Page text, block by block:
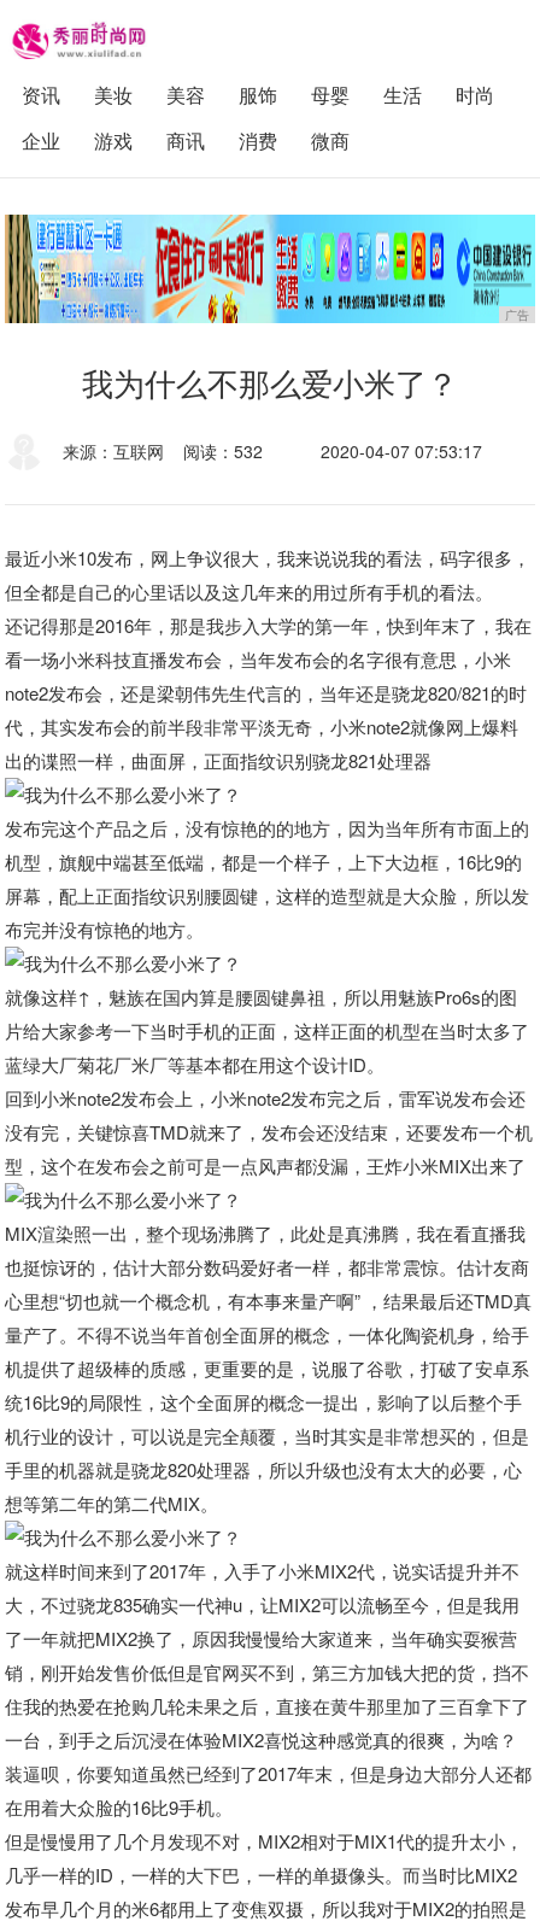
资讯 美妆 美容 服饰 母婴 生活
时尚
企业
游戏 商讯 消费 微商
广告
我为什么不那么爱小米了？
来源：互联网 阅读：532 2020-04-07 07:53:17
最近小米10发布，网上争议很大，我来说说我的看法，码字很多，
但全都是自己的心里话以及这几年来的用过所有手机的看法。
还记得那是2016年，那是我步入大学的第一年，快到年末了，我在
看一场小米科技直播发布会，当年发布会的名字很有意思，小米
note2发布会，还是梁朝伟先生代言的，当年还是骁龙820/821的时
代，其实发布会的前半段非常平淡无奇，小米note2就像网上爆料
出的谍照一样，曲面屏，正面指纹识别骁龙821处理器
发布完这个产品之后，没有惊艳的的地方，因为当年所有市面上的
机型，旗舰中端甚至低端，都是一个样子，上下大边框，16比9的
屏幕，配上正面指纹识别腰圆键，这样的造型就是大众脸，所以发
布完并没有惊艳的地方。
就像这样↑，魅族在国内算是腰圆键鼻祖，所以用魅族Pro6s的图
片给大家参考一下当时手机的正面，这样正面的机型在当时太多了
蓝绿大厂菊花厂米厂等基本都在用这个设计ID。
回到小米note2发布会上，小米note2发布完之后，雷军说发布会还
没有完，关键惊喜TMD就来了，发布会还没结束，还要发布一个机
型，这个在发布会之前可是一点风声都没漏，王炸小米MIX出来了
MIX渲染照一出，整个现场沸腾了，此处是真沸腾，我在看直播我
也挺惊讶的，估计大部分数码爱好者一样，都非常震惊。估计友商
心里想“切也就一个概念机，有本事来量产啊” ，结果最后还TMD真
量产了。不得不说当年首创全面屏的概念，一体化陶瓷机身，给手
机提供了超级棒的质感，更重要的是，说服了谷歌，打破了安卓系
统16比9的局限性，这个全面屏的概念一提出，影响了以后整个手
机行业的设计，可以说是完全颠覆，当时其实是非常想买的，但是
手里的机器就是骁龙820处理器，所以升级也没有太大的必要，心
想等第二年的第二代MIX。
就这样时间来到了2017年，入手了小米MIX2代，说实话提升并不
大，不过骁龙835确实一代神u，让MIX2可以流畅至今，但是我用
了一年就把MIX2换了，原因我慢慢给大家道来，当年确实耍猴营
销，刚开始发售价低但是官网买不到，第三方加钱大把的货，挡不
住我的热爱在抢购几轮未果之后，直接在黄牛那里加了三百拿下了
一台，到手之后沉浸在体验MIX2喜悦这种感觉真的很爽，为啥？
装逼呗，你要知道虽然已经到了2017年末，但是身边大部分人还都
在用着大众脸的16比9手机。
但是慢慢用了几个月发现不对，MIX2相对于MIX1代的提升太小，
几乎一样的ID，一样的大下巴，一样的单摄像头。而当时比MIX2
发布早几个月的米6都用上了变焦双摄，所以我对于MIX2的拍照是